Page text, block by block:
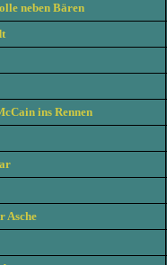
neben Bären
ins Rennen
Asche